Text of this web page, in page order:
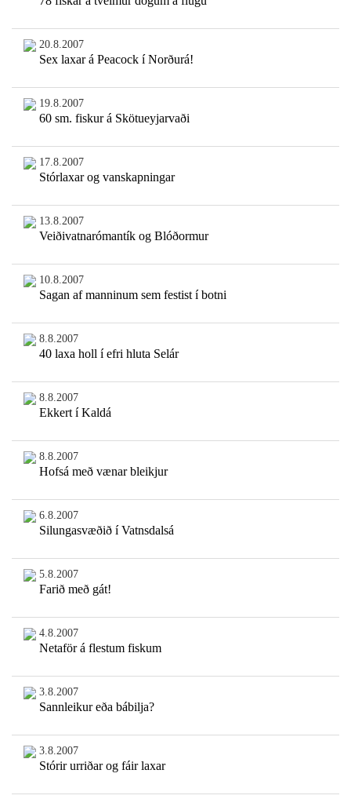
20.8.2007
Sex laxar á Peacock í Norðurá!
19.8.2007
60 sm. fiskur á Skötueyjarvaði
17.8.2007
Stórlaxar og vanskapningar
13.8.2007
Veiðivatnarómantík og Blóðormur
10.8.2007
Sagan af manninum sem festist í botni
8.8.2007
40 laxa holl í efri hluta Selár
8.8.2007
Ekkert í Kaldá
8.8.2007
Hofsá með vænar bleikjur
6.8.2007
Silungasvæðið í Vatnsdalsá
5.8.2007
Farið með gát!
4.8.2007
Netaför á flestum fiskum
3.8.2007
Sannleikur eða bábilja?
3.8.2007
Stórir urriðar og fáir laxar